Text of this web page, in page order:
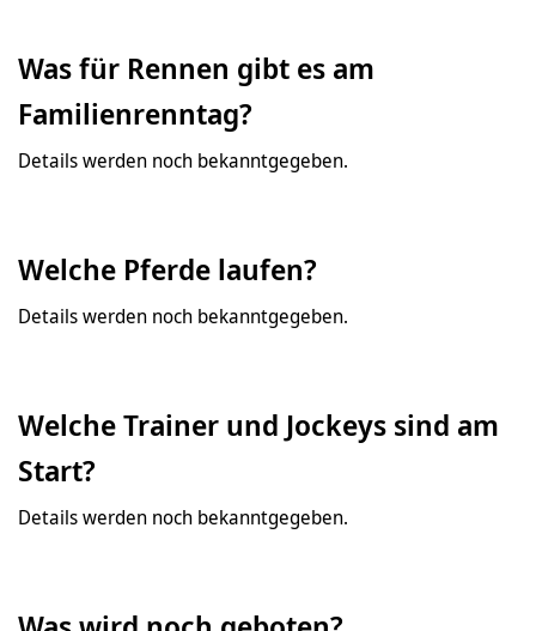
Was für Rennen gibt es am
Familienrenntag?
Details werden noch bekanntgegeben.
Welche Pferde laufen?
Details werden noch bekanntgegeben.
Welche Trainer und Jockeys sind am
Start?
Details werden noch bekanntgegeben.